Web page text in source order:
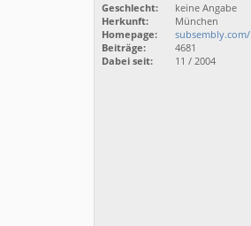
Geschlecht:
keine Angabe
Herkunft:
München
Homepage:
subsembly.com/
Beiträge:
4681
Dabei seit:
11 / 2004